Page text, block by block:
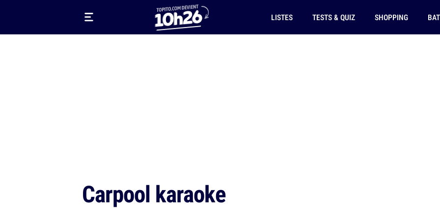
LISTES TESTS & QUIZ SHOPPING
Carpool karaoke